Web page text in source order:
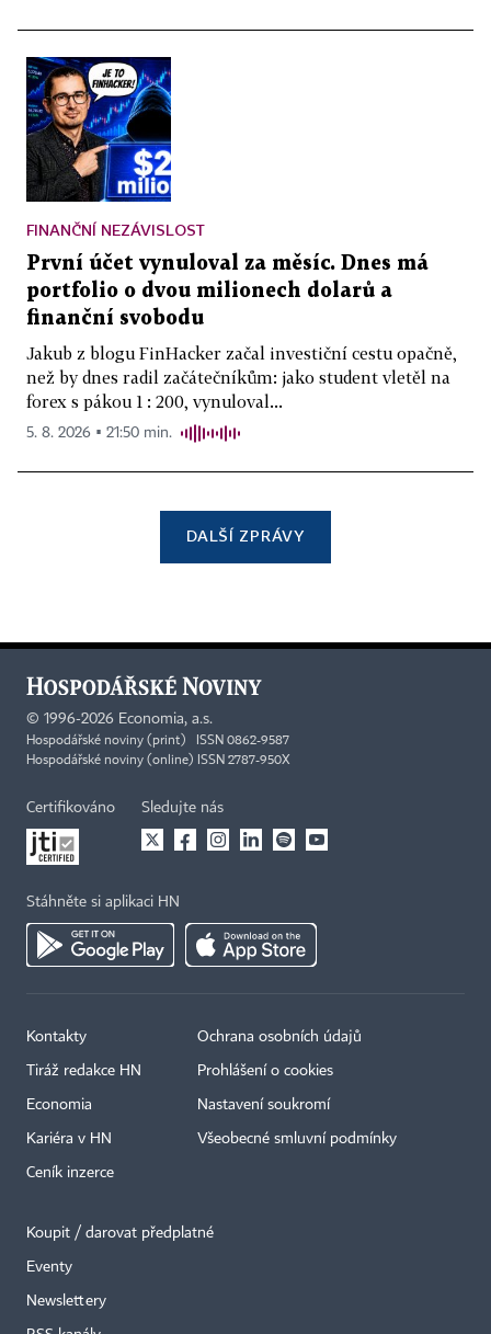
FINANČNÍ NEZÁVISLOST
První účet vynuloval za měsíc. Dnes má
portfolio o dvou milionech dolarů a
finanční svobodu
Jakub z blogu FinHacker začal investiční cestu opačně,
než by dnes radil začátečníkům: jako student vletěl na
forex s pákou 1 : 200, vynuloval...
5. 8. 2026 ▪ 21:50 min.
DALŠÍ ZPRÁVY
© 1996-2026 Economia, a.s.
Hospodářské noviny (print) ISSN 0862-9587
Hospodářské noviny (online) ISSN 2787-950X
Certifikováno Sledujte nás
Stáhněte si aplikaci HN
Kontakty
Tiráž redakce HN
Economia
Kariéra v HN
Ceník inzerce
Ochrana osobních údajů
Prohlášení o cookies
Nastavení soukromí
Všeobecné smluvní podmínky
Koupit / darovat předplatné
Eventy
Newslettery